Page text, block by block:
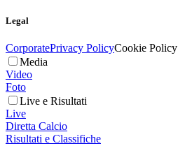
Legal
CorporatePrivacy PolicyCookie Policy
Media
Video
Foto
Live e Risultati
Live
Diretta Calcio
Risultati e Classifiche